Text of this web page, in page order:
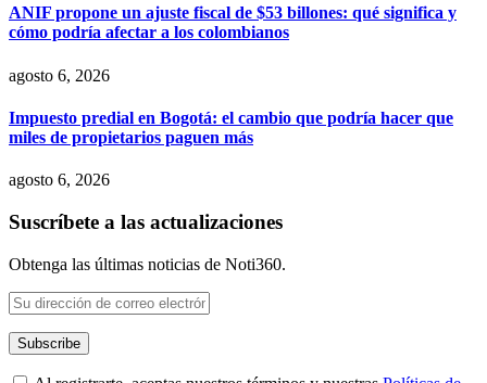
ANIF propone un ajuste fiscal de $53 billones: qué significa y
cómo podría afectar a los colombianos
agosto 6, 2026
Impuesto predial en Bogotá: el cambio que podría hacer que
miles de propietarios paguen más
agosto 6, 2026
Suscríbete a las actualizaciones
Obtenga las últimas noticias de Noti360.